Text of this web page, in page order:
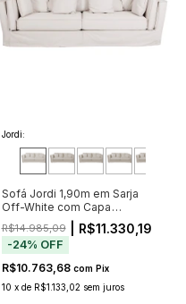
Jordi:
Sofá Jordi 1,90m em Sarja
Off-White com Capa
R$14.985,09| R$11.330,19
-24% OFF
R$10.763,68 com Pix
10 x de R$1.133,02 sem juros